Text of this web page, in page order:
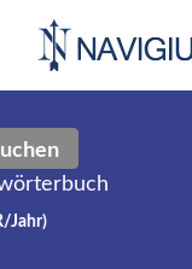
Jahr)